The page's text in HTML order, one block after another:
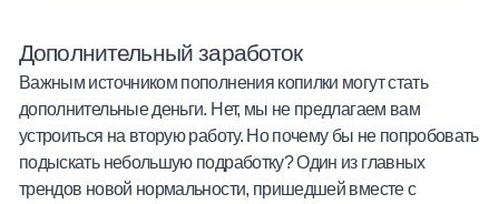
Дополнительный заработок
Важным источником пополнения копилки могут стать
дополнительные деньги. Нет, мы не предлагаем вам
устроиться на вторую работу. Но почему бы не попробовать
подыскать небольшую подработку? Один из главных
трендов новой нормальности, пришедшей вместе с